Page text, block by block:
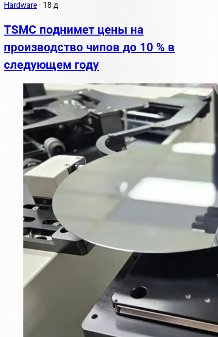
Hardware · 18 д
TSMC поднимет цены на
производство чипов до 10 % в
следующем году